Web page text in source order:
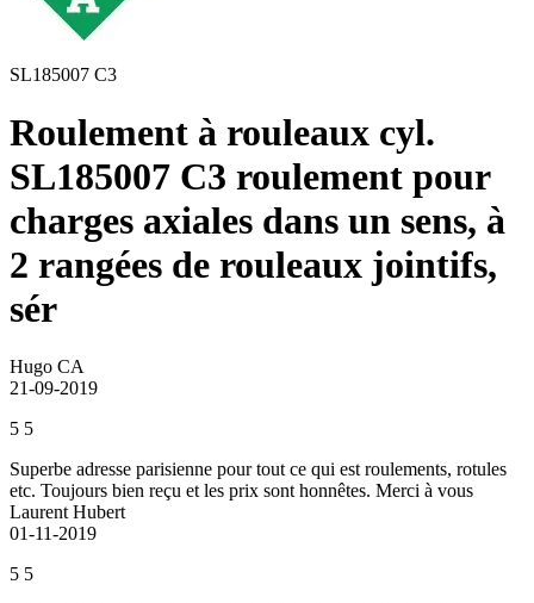
SL185007 C3
Roulement à rouleaux cyl.
SL185007 C3 roulement pour
charges axiales dans un sens, à
2 rangées de rouleaux jointifs,
sér
Hugo CA
21-09-2019
5 5
Superbe adresse parisienne pour tout ce qui est roulements, rotules
etc. Toujours bien reçu et les prix sont honnêtes. Merci à vous
Laurent Hubert
01-11-2019
5 5